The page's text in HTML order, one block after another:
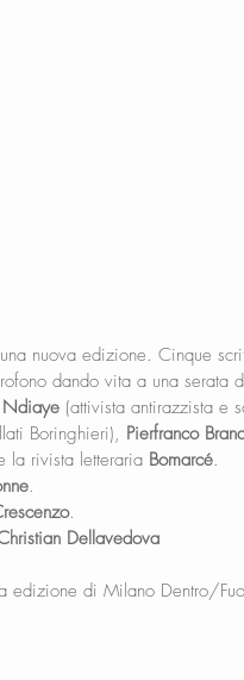
nuova edizione. Cinque
dando vita a una
(attivista antirazzista e
Boringhieri), Pierfranco
la rivista letteraria Bomarcé.
.
.
Dellavedova
edizione di Milano Dentro/